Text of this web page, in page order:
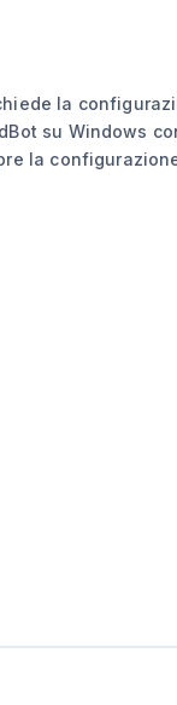
la
su Windows
la